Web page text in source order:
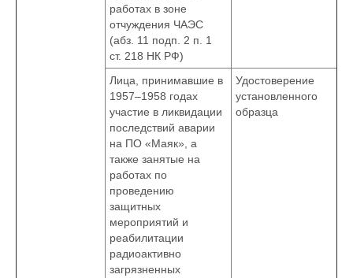
работах в зоне
отчуждения ЧАЭС
(абз. 11 подп. 2 п. 1
ст. 218 НК РФ)
Лица, принимавшие в
1957–1958 годах
участие в ликвидации
последствий аварии
на ПО «Маяк», а
также занятые на
работах по
проведению
защитных
мероприятий и
реабилитации
радиоактивно
загрязненных
Удостоверение
установленного
образца